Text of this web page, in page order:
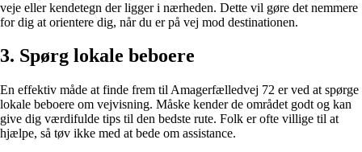
veje eller kendetegn der ligger i nærheden. Dette vil gøre det nemmere
for dig at orientere dig, når du er på vej mod destinationen.
3. Spørg lokale beboere
En effektiv måde at finde frem til Amagerfælledvej 72 er ved at spørge
lokale beboere om vejvisning. Måske kender de området godt og kan
give dig værdifulde tips til den bedste rute. Folk er ofte villige til at
hjælpe, så tøv ikke med at bede om assistance.